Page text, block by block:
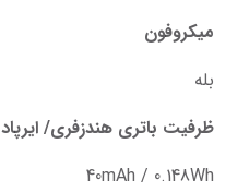
میکروفون
بله
ظرفیت باتری هندزفری/ ایرپاد
40mAh / 0.148Wh